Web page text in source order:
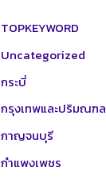
TOPKEYWORD
Uncategorized
กระบี่
กรุงเทพและปริมณฑล
กาญจนบุรี
กำแพงเพชร